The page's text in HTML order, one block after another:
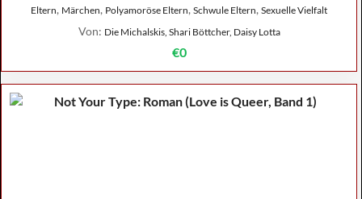
Eltern, Märchen, Polyamoröse Eltern, Schwule Eltern, Sexuelle Vielfalt
Von: Die Michalskis, Shari Böttcher, Daisy Lotta
€0